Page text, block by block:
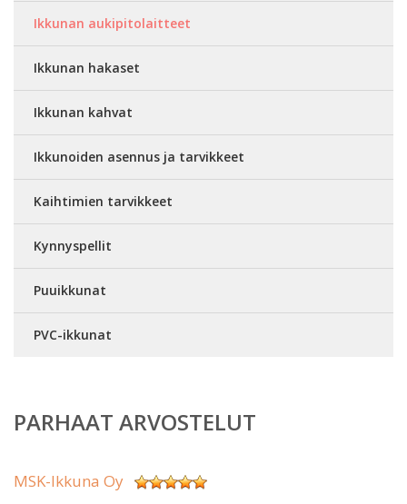
Ikkunan aukipitolaitteet
Ikkunan hakaset
Ikkunan kahvat
Ikkunoiden asennus ja tarvikkeet
Kaihtimien tarvikkeet
Kynnyspellit
Puuikkunat
PVC-ikkunat
PARHAAT ARVOSTELUT
MSK-Ikkuna Oy